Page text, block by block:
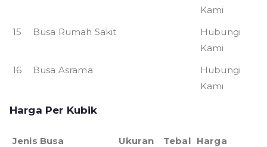
Kami
15
Busa Rumah Sakit
Hubungi
Kami
16
Busa Asrama
Hubungi
Kami
Harga Per Kubik
Jenis Busa Ukuran Tebal Harga